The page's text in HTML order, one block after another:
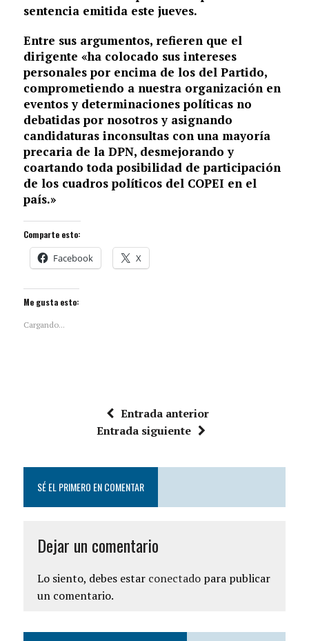
sentencia emitida este jueves.
Entre sus argumentos, refieren que el
dirigente «ha colocado sus intereses
personales por encima de los del Partido,
comprometiendo a nuestra organización en
eventos y determinaciones políticas no
debatidas por nosotros y asignando
candidaturas inconsultas con una mayoría
precaria de la DPN, desmejorando y
coartando toda posibilidad de participación
de los cuadros políticos del COPEI en el
país.»
Comparte esto:
Facebook X
Me gusta esto:
Cargando...
Entrada anterior
Entrada siguiente
SÉ EL PRIMERO EN COMENTAR
Dejar un comentario
Lo siento, debes estar conectadopara publicar
un comentario.